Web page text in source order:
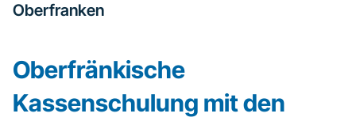
Oberfranken
Oberfränkische
Kassenschulung mit den